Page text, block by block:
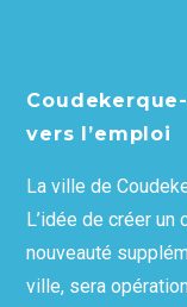
vers l’emploi
La ville de
L’idée de créer
nouveauté
ville, sera